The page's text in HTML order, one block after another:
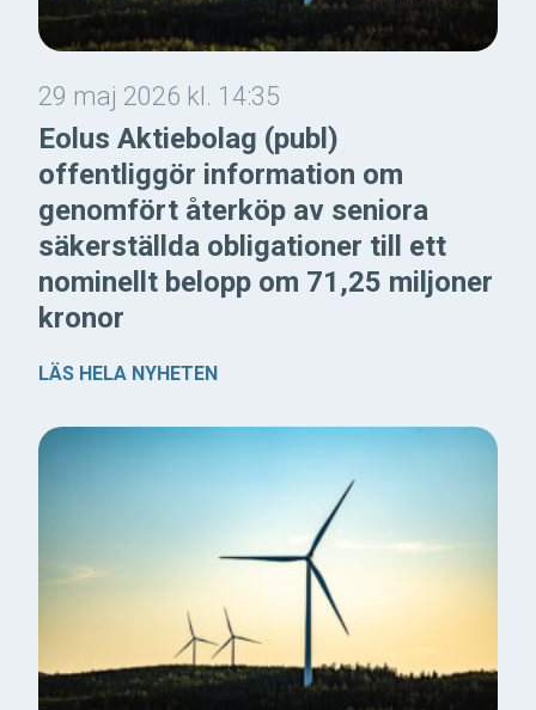
29 maj 2026 kl. 14:35
Eolus Aktiebolag (publ)
offentliggör information om
genomfört återköp av seniora
säkerställda obligationer till ett
nominellt belopp om 71,25 miljoner
kronor
LÄS HELA NYHETEN